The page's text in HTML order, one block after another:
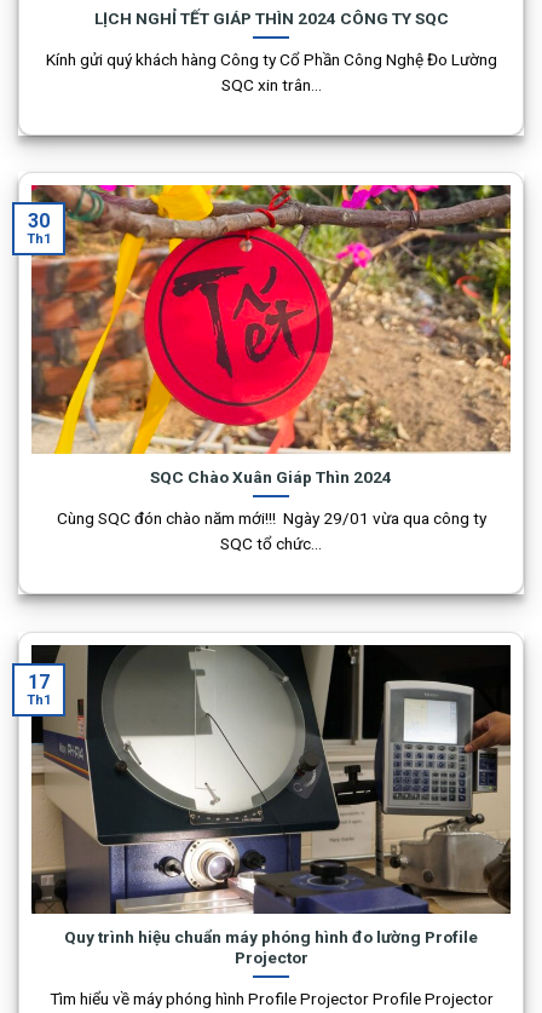
LỊCH NGHỈ TẾT GIÁP THÌN 2024 CÔNG TY SQC
Kính gửi quý khách hàng Công ty Cổ Phần Công Nghệ Đo Lường
SQC xin trân...
SQC Chào Xuân Giáp Thìn 2024
Cùng SQC đón chào năm mới!!! Ngày 29/01 vừa qua công ty
SQC tổ chức...
30
Th1
Quy trình hiệu chuẩn máy phóng hình đo lường Profile
Projector
Tìm hiểu về máy phóng hình Profile Projector Profile Projector
17
Th1